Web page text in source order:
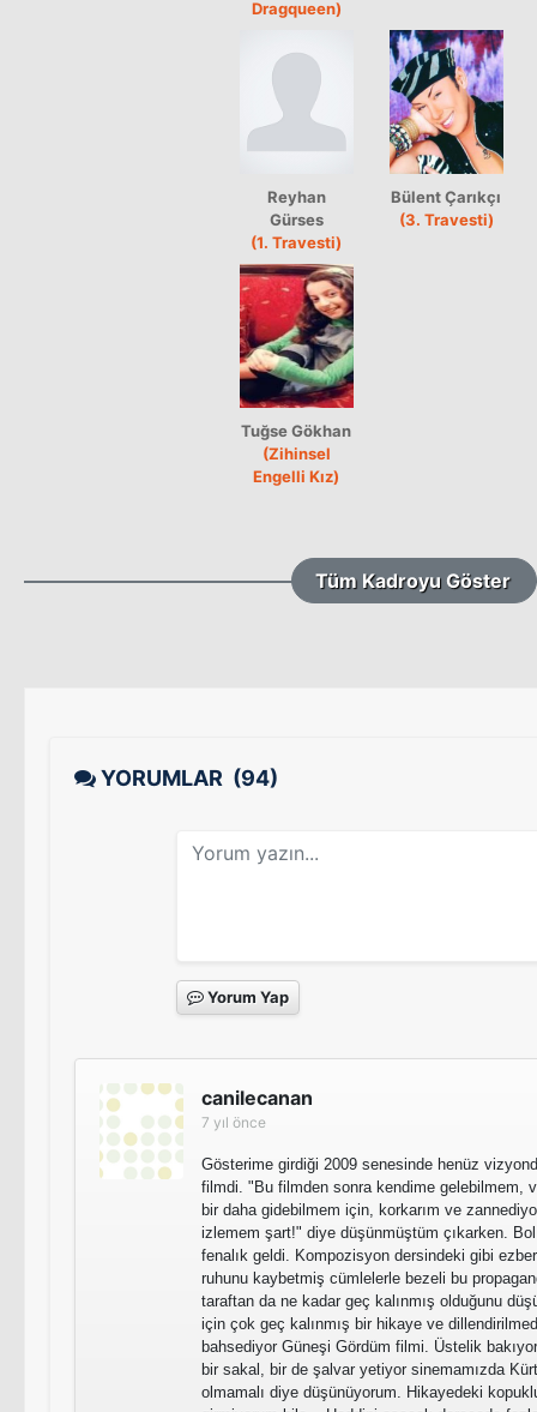
Dragqueen)
Reyhan
Gürses
(1. Travesti)
Bülent Çarıkçı
(3. Travesti)
Tuğse Gökhan
(Zihinsel
Engelli Kız)
Tüm Kadroyu Göster
YORUMLAR (94)
Yorum Yap
canilecanan
7 yıl önce
Gösterime girdiği 2009 senesinde henüz
filmdi. "Bu filmden sonra kendime gelebilmem,
bir daha gidebilmem için, korkarım ve
izlemem şart!" diye düşünmüştüm çıkarken.
fenalık geldi. Kompozisyon dersindeki gibi
ruhunu kaybetmiş cümlelerle bezeli bu
taraftan da ne kadar geç kalınmış olduğunu
için çok geç kalınmış bir hikaye ve
bahsediyor Güneşi Gördüm filmi. Üstelik
bir sakal, bir de şalvar yetiyor sinemamızda
olmamalı diye düşünüyorum. Hikayedeki